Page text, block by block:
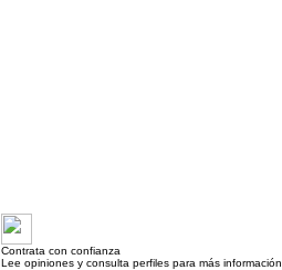
Contrata con confianza
Lee opiniones y consulta perfiles para más información.